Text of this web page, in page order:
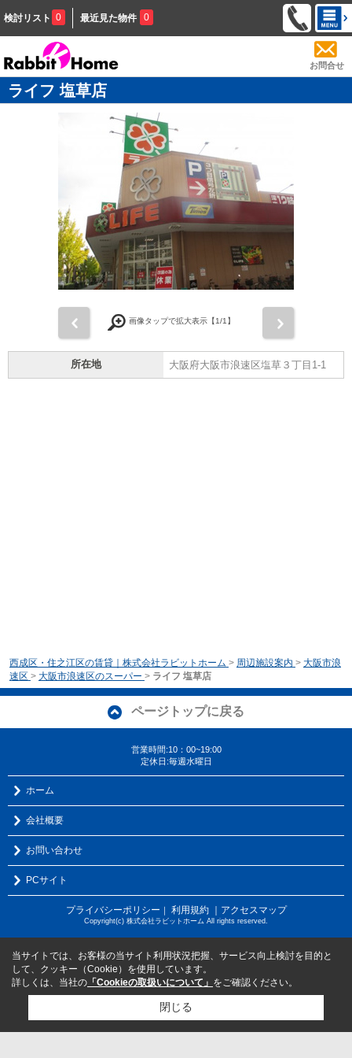
検討リスト 0 最近見た物件 0
お問合せ
ライフ 塩草店
画像タップで拡大表示【1/1】
所在地 大阪府大阪市浪速区塩草３丁目1-1
西成区・住之江区の賃貸｜株式会社ラビットホーム > 周辺施設案内 > 大阪市浪
速区 > 大阪市浪速区のスーパー > ライフ 塩草店
ページトップに戻る
営業時間:10：00~19:00
定休日:毎週水曜日
ホーム
会社概要
お問い合わせ
PCサイト
プライバシーポリシー ｜ 利用規約 ｜アクセスマップ
Copyright(c) 株式会社ラビットホーム All rights reserved.
当サイトでは、お客様の当サイト利用状況把握、サービス向上検討を目的と
して、クッキー（Cookie）を使用しています。
詳しくは、当社の 「Cookieの取扱いについて」 をご確認ください。
閉じる